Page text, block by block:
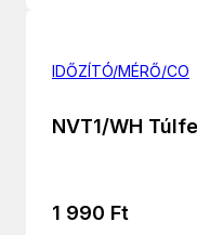
IDŐZÍTÓ/MÉRŐ/CO
NVT1/WH
1 990 Ft